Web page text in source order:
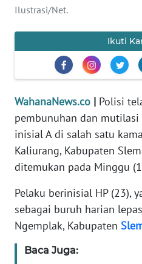
Ilustrasi/Net.
Ikuti
WahanaNews.co | Polisi
pembunuhan dan
inisial A di salah satu
Kaliurang, Kabupaten
ditemukan pada Minggu
Pelaku berinisial HP (23),
sebagai buruh harian
Ngemplak, Kabupaten
Baca Juga:
SERBA-SERBI
PENDIDIKAN
OLAHRAGA
OPINI
EDITORIAL
INDEKS
BERITA
KONTAK